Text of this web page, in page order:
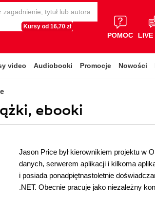
Kursy od 16,70 zł
POMOC LIVE
video Audiobooki Promocje Nowości
ebooki
Jason Price był kierownikiem projektu w
danych, serwerem aplikacji i kilkoma
i posiada ponadpiętnastoletnie
.NET. Obecnie pracuje jako niezależny